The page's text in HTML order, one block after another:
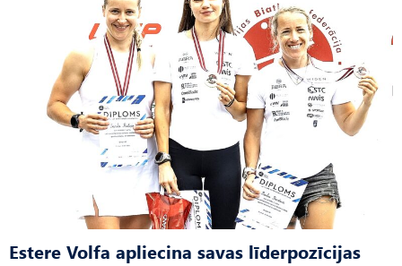
Estere Volfa apliecina savas līderpozīcijas